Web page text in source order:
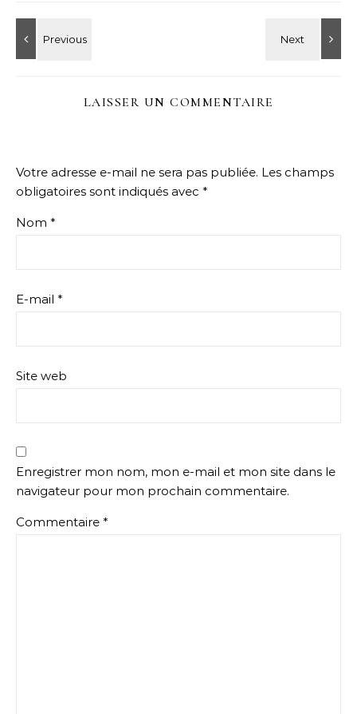
LAISSER UN COMMENTAIRE
Votre adresse e-mail ne sera pas publiée. Les champs
obligatoires sont indiqués avec *
Nom *
E-mail *
Site web
Enregistrer mon nom, mon e-mail et mon site dans le
navigateur pour mon prochain commentaire.
Commentaire *